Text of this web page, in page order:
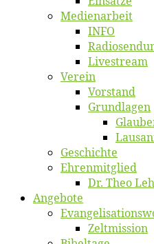
Me­di­en­ar­beit
INFO
Live­stream
Ver­ein
Vor­stand
Grund­la­gen
Ge­schich­te
Eh­ren­mit­glied
Dr. Theo
An­ge­bo­te
Zelt­mis­si­on